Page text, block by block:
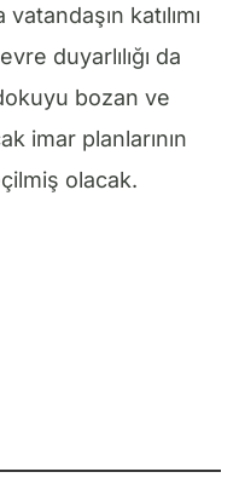
katılımı
duyarlılığı da
bozan ve
imar planlarının
olacak.